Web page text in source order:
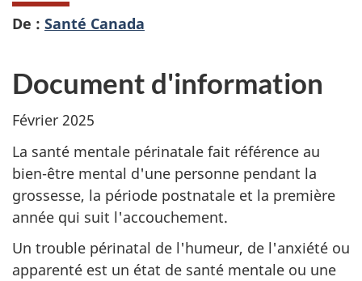
De : Santé Canada
Document d'information
Février 2025
La santé mentale périnatale fait référence au
bien-être mental d'une personne pendant la
grossesse, la période postnatale et la première
année qui suit l'accouchement.
Un trouble périnatal de l'humeur, de l'anxiété ou
apparenté est un état de santé mentale ou une